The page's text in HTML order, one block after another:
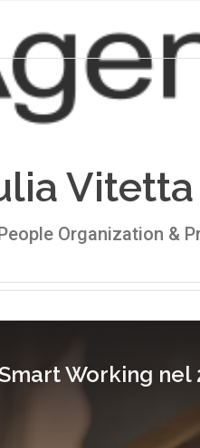
Vitetta
Organization &
Working